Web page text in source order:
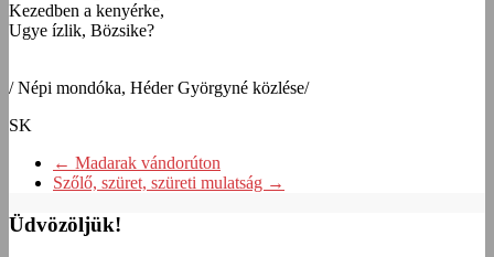
Kezedben a kenyérke,
Ugye ízlik, Bözsike?
/ Népi mondóka, Héder Györgyné közlése/
SK
← Madarak vándorúton
Szőlő, szüret, szüreti mulatság →
Üdvözöljük!